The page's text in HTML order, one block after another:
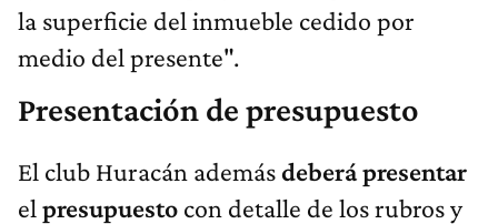
la superficie del inmueble cedido por
medio del presente".
Presentación de presupuesto
El club Huracán ademásdeberá presentar
el presupuesto con detalle de los rubros y